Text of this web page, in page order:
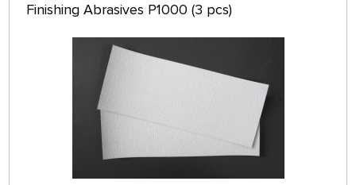
Finishing Abrasives P1000 (3 pcs)